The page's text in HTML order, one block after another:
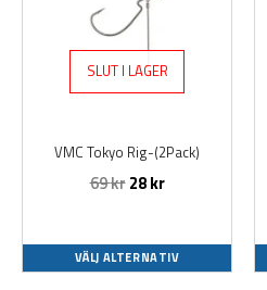
SLUT I LAGER
VMC Tokyo Rig-(2Pack)
69kr28kr
VÄLJ ALTERNATIV
har
varianter.
kan
väljas